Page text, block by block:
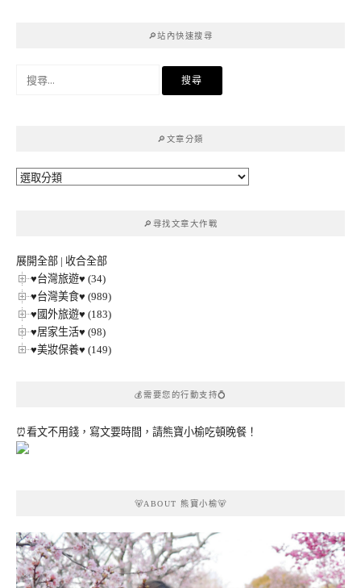
🔎站內快速搜尋
🔎文章分類
🔎
🔎尋找文章大作戰
展開全部 | 收合全部
♥台灣旅遊♥ (34)
♥台灣美食♥ (989)
♥國外旅遊♥ (183)
♥居家生活♥ (98)
♥美妝保養♥ (149)
💰需要您的行動支持💍
⏰看文不用錢，寫文要時間，請熊寶小榆吃頓晚餐！
🐻ABOUT 熊寶小榆🐻